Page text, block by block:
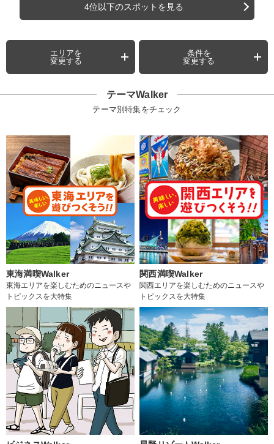
4位以下のスポットを見る
エリアを
変更する
条件を
変更する
テーマWalker
テーマ別特集をチェック
東海満喫Walker
東海エリアを楽しむためのニュースや
トピックスを大特集
関西満喫Walker
関西エリアを楽しむためのニュースや
トピックスを大特集